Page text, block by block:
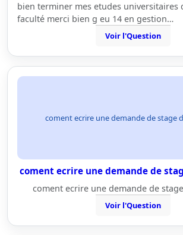
bien terminer mes etudes universitaires
faculté merci bien g eu 14 en gestion…
Voir l'Question
coment ecrire une demande de stage
coment ecrire une demande de
coment ecrire une demande de
Voir l'Question